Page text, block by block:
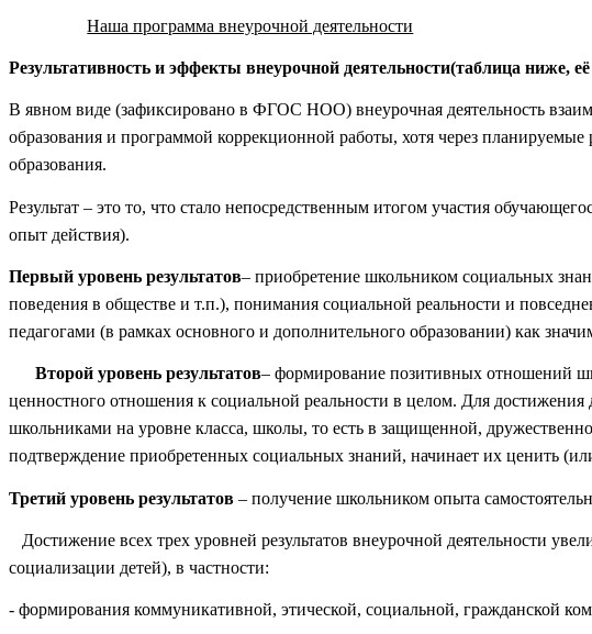
Наша программа внеурочной деятельности
Результативность и эффекты внеурочной деятельности(таблица ниже,
В явном виде (зафиксировано в ФГОС НОО) внеурочная деятельность
образования и программой коррекционной работы, хотя через
образования.
Результат – это то, что стало непосредственным итогом участия
опыт действия).
Первый уровень результатов– приобретение школьником социальных
поведения в обществе и т.п.), понимания социальной реальности и
педагогами (в рамках основного и дополнительного образовании) как
Второй уровень результатов– формирование позитивных отношений
ценностного отношения к социальной реальности в целом. Для достижения
школьниками на уровне класса, школы, то есть в защищенной,
подтверждение приобретенных социальных знаний, начинает их ценить
Третий уровень результатов – получение школьником опыта
Достижение всех трех уровней результатов внеурочной деятельности
социализации детей), в частности:
- формирования коммуникативной, этической, социальной, гражданской